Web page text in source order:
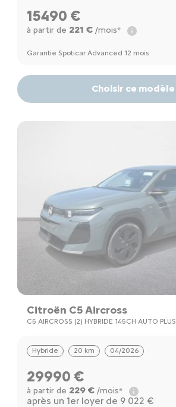
15490 €
à partir de 221 €/mois*
Garantie Spoticar Advanced 12 mois
Choisir ce modèle
Citroën C5 Aircross
C5 AIRCROSS (2) HYBRIDE 145CH AUTO PLUS
Hybride 20 km 04/2026
29990 €
à partir de 229 €/mois*
après un 1er loyer de 9 022 €